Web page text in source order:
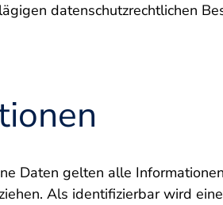
datenschutzrechtlichen
Daten gelten alle
Als identifizierbar wird